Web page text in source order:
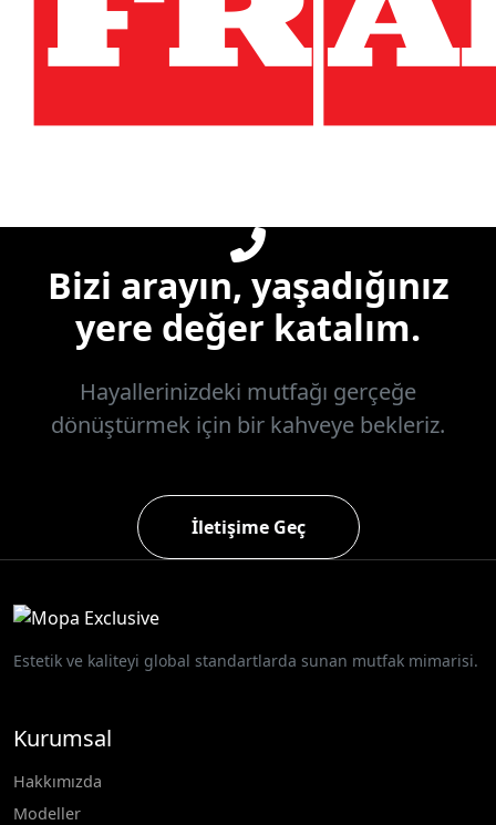
Bizi arayın, yaşadığınız
yere değer katalım.
Hayallerinizdeki mutfağı gerçeğe
dönüştürmek için bir kahveye bekleriz.
İletişime Geç
Estetik ve kaliteyi global standartlarda sunan mutfak mimarisi.
Kurumsal
Hakkımızda
Modeller